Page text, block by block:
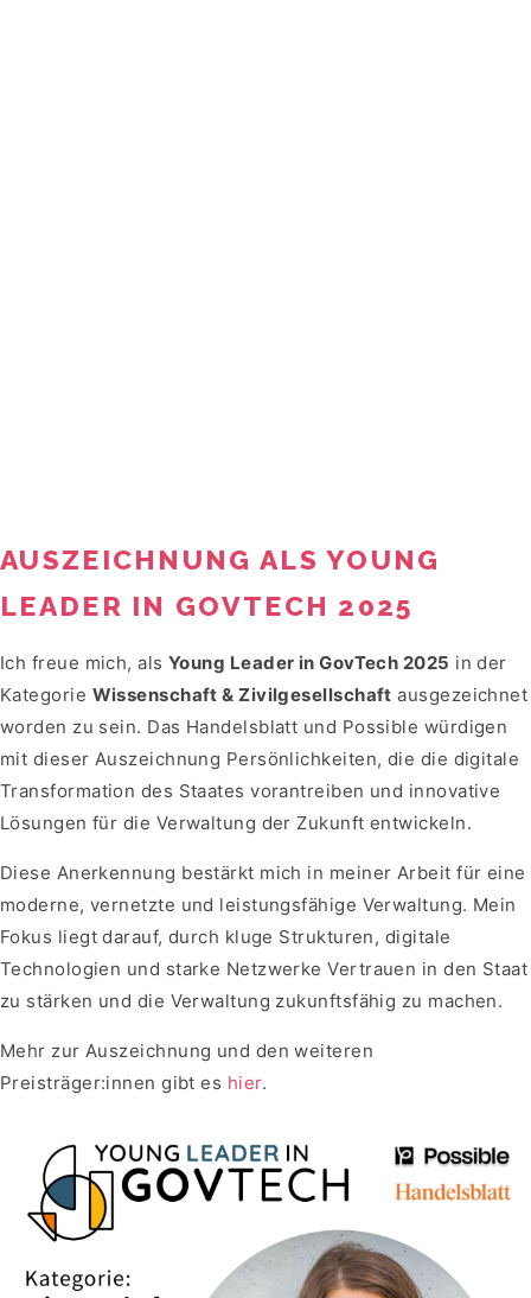
AUSZEICHNUNG ALS YOUNG
LEADER IN GOVTECH 2025
Ich freue mich, als Young Leader in GovTech 2025 in der
Kategorie Wissenschaft & Zivilgesellschaft ausgezeichnet
worden zu sein. Das Handelsblatt und Possible würdigen
mit dieser Auszeichnung Persönlichkeiten, die die digitale
Transformation des Staates vorantreiben und innovative
Lösungen für die Verwaltung der Zukunft entwickeln.
Diese Anerkennung bestärkt mich in meiner Arbeit für eine
moderne, vernetzte und leistungsfähige Verwaltung. Mein
Fokus liegt darauf, durch kluge Strukturen, digitale
Technologien und starke Netzwerke Vertrauen in den Staat
zu stärken und die Verwaltung zukunftsfähig zu machen.
Mehr zur Auszeichnung und den weiteren
Preisträger:innen gibt es hier.